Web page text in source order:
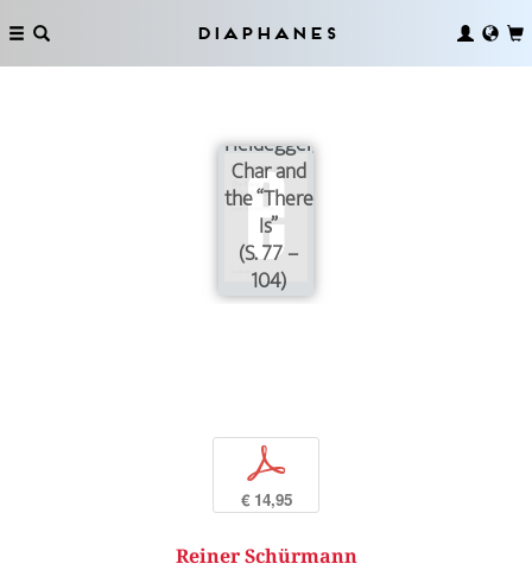
Diaphanes
Situating
René
Heidegger,
Char and
the “There
Is”
(S. 77 –
104)
p
€ 14,95
Reiner Schürmann